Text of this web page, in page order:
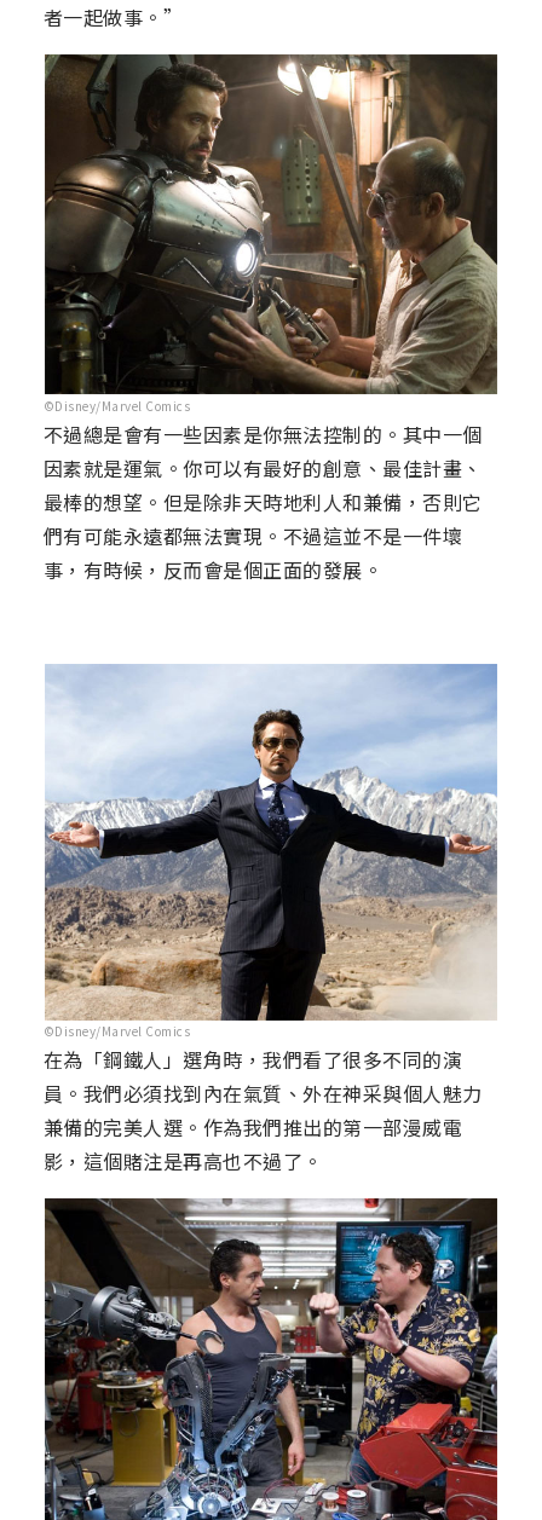
者一起做事。”
©Disney/Marvel Comics
不過總是會有一些因素是你無法控制的。其中一個
因素就是運氣。你可以有最好的創意、最佳計畫、
最棒的想望。但是除非天時地利人和兼備，否則它
們有可能永遠都無法實現。不過這並不是一件壞
事，有時候，反而會是個正面的發展。
©Disney/Marvel Comics
在為「鋼鐵人」選角時，我們看了很多不同的演
員。我們必須找到內在氣質、外在神采與個人魅力
兼備的完美人選。作為我們推出的第一部漫威電
影，這個賭注是再高也不過了。